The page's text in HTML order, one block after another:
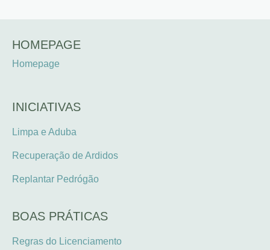
HOMEPAGE
Homepage
INICIATIVAS
Limpa e Aduba
Recuperação de Ardidos
Replantar Pedrógão
BOAS PRÁTICAS
Regras do Licenciamento